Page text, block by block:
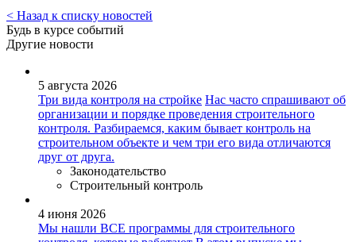
< Назад к списку новостей
Будь в курсе событий
Другие новости
5 августа 2026
Три вида контроля на стройке Нас часто спрашивают об
организации и порядке проведения строительного
контроля. Разбираемся, каким бывает контроль на
строительном объекте и чем три его вида отличаются
друг от друга.
Законодательство
Строительный контроль
4 июня 2026
Мы нашли ВСЕ программы для строительного